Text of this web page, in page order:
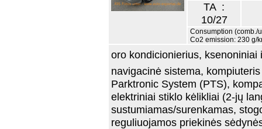
TA :
10/27
Consumption (comb./
Co2 emission: 230 g/
oro kondicionierius, ksenoniniai
navigacinė sistema,
Parktronic System (PTS),
elektriniai stiklo kėlikliai (2-jų
sustumiamas/surenkamas,
reguliuojamos priekinės